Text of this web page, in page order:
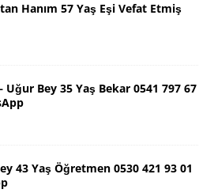
Hanım 57 Yaş Eşi Vefat Etmiş
Uğur Bey 35 Yaş Bekar 0541 797 67
43 Yaş Öğretmen 0530 421 93 01